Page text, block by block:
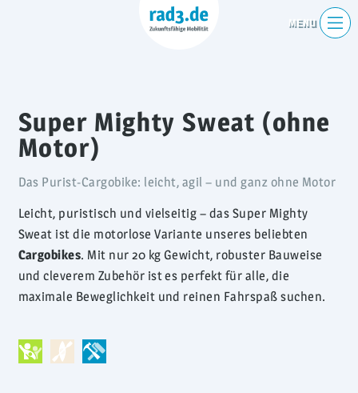
Super Mighty Sweat (ohne
Motor)
Das Purist-Cargobike: leicht, agil – und ganz ohne Motor
Leicht, puristisch und vielseitig – das Super Mighty
Sweat ist die motorlose Variante unseres beliebten
Cargobikes. Mit nur 20 kg Gewicht, robuster Bauweise
und cleverem Zubehör ist es perfekt für alle, die
maximale Beweglichkeit und reinen Fahrspaß suchen.